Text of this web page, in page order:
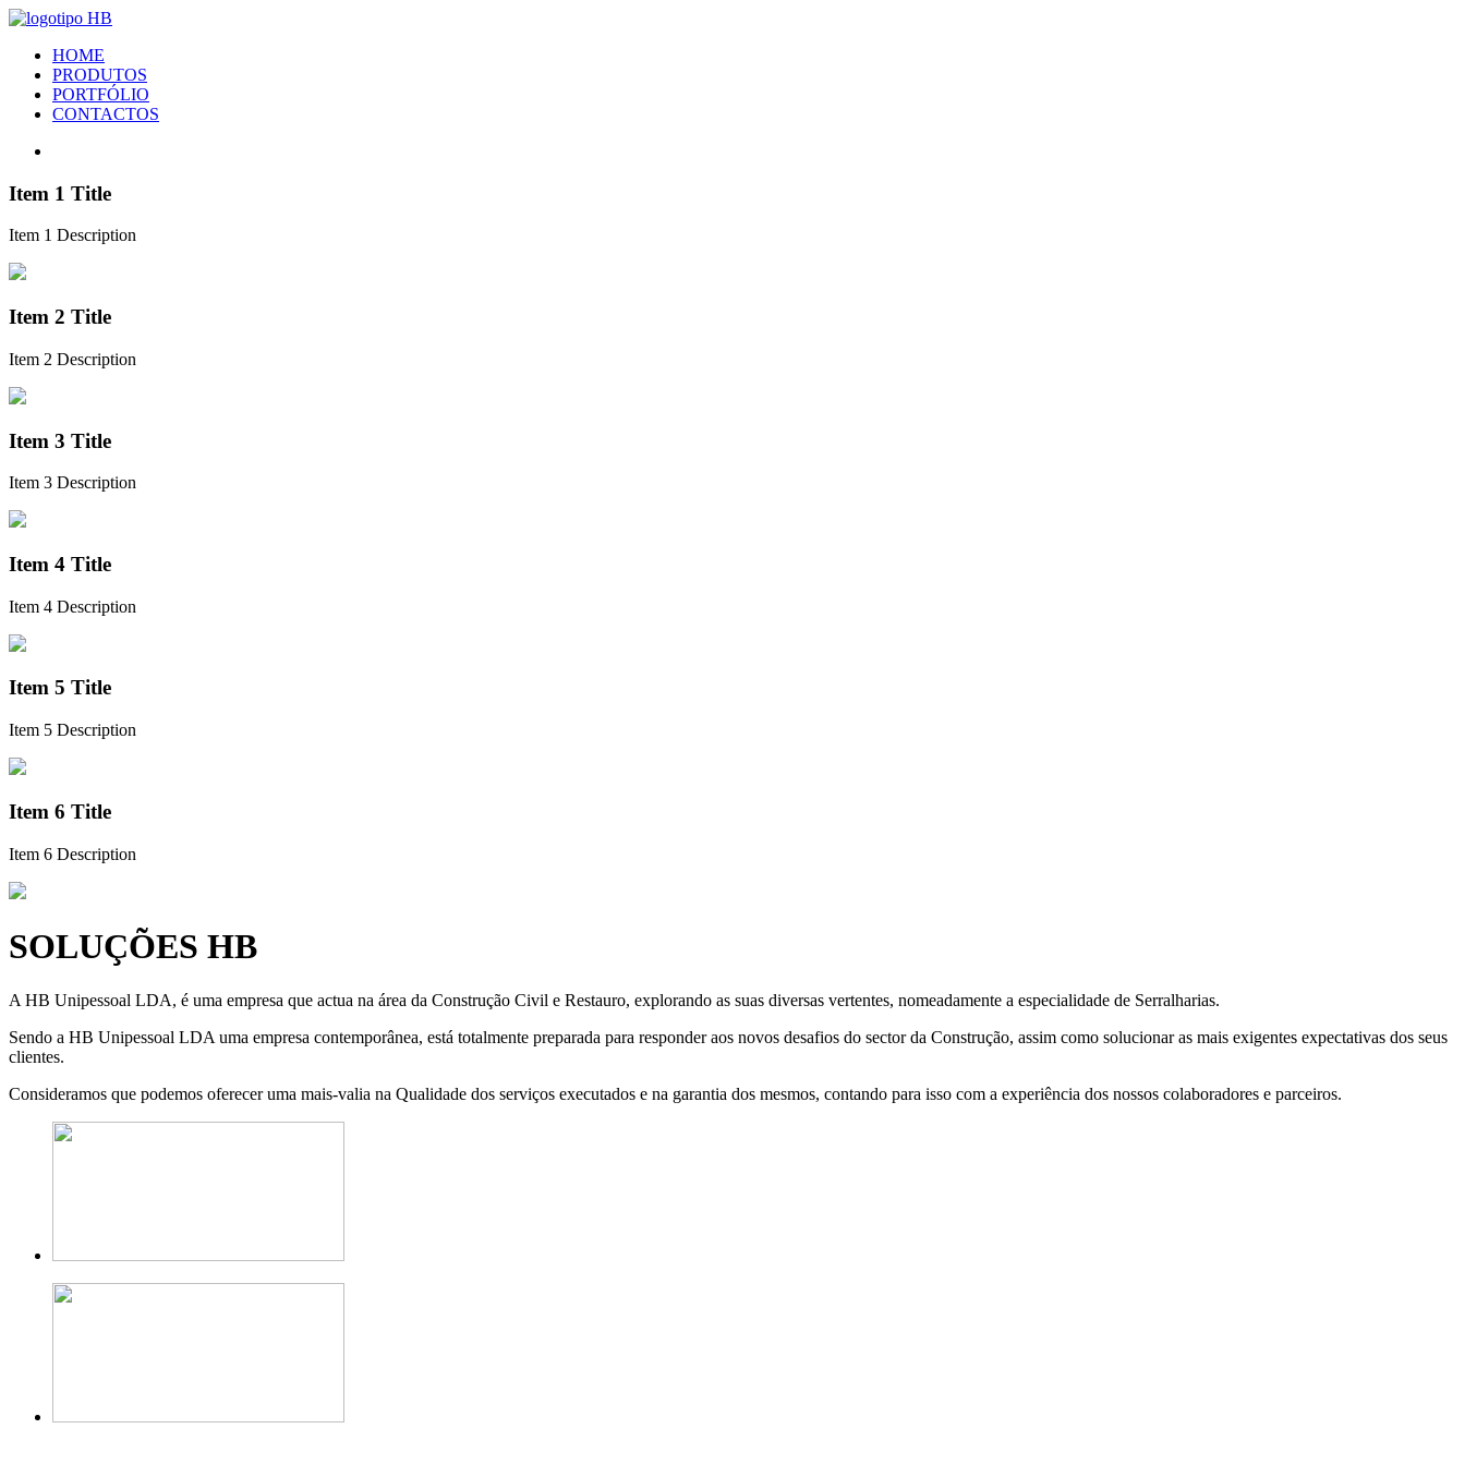
HOME
PRODUTOS
PORTFÓLIO
CONTACTOS
Item 1 Title
Item 1 Description
Item 2 Title
Item 2 Description
Item 3 Title
Item 3 Description
Item 4 Title
Item 4 Description
Item 5 Title
Item 5 Description
Item 6 Title
Item 6 Description
SOLUÇÕES HB
A HB Unipessoal LDA, é uma empresa que actua na área da Construção Civil e Restauro, explorando as suas diversas vertentes, nomeadamente a especialidade de Serralharias.
Sendo a HB Unipessoal LDA uma empresa contemporânea, está totalmente preparada para responder aos novos desafios do sector da Construção, assim como solucionar as mais exigentes expectativas dos seus
clientes.
Consideramos que podemos oferecer uma mais-valia na Qualidade dos serviços executados e na garantia dos mesmos, contando para isso com a experiência dos nossos colaboradores e parceiros.